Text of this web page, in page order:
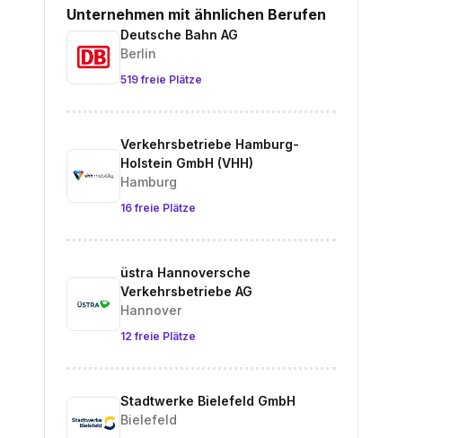
Unternehmen mit ähnlichen Berufen
Deutsche Bahn AG
Berlin
519 freie Plätze
Verkehrsbetriebe Hamburg-
Holstein GmbH (VHH)
Hamburg
16 freie Plätze
üstra Hannoversche
Verkehrsbetriebe AG
Hannover
12 freie Plätze
Stadtwerke Bielefeld GmbH
Bielefeld